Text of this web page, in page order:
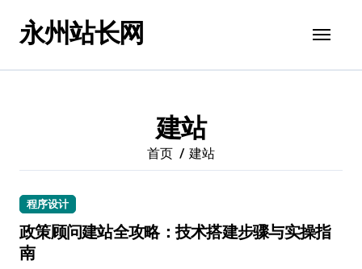
永州站长网
建站
首页 建站
程序设计
政策顾问建站全攻略：技术搭建步骤与实操指
南